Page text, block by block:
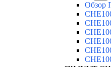
Обзор